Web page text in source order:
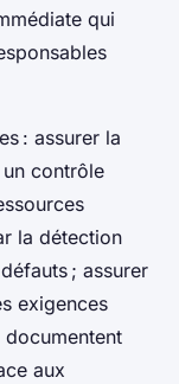
qui
: assurer la
contrôle
la détection
; assurer
exigences
aux